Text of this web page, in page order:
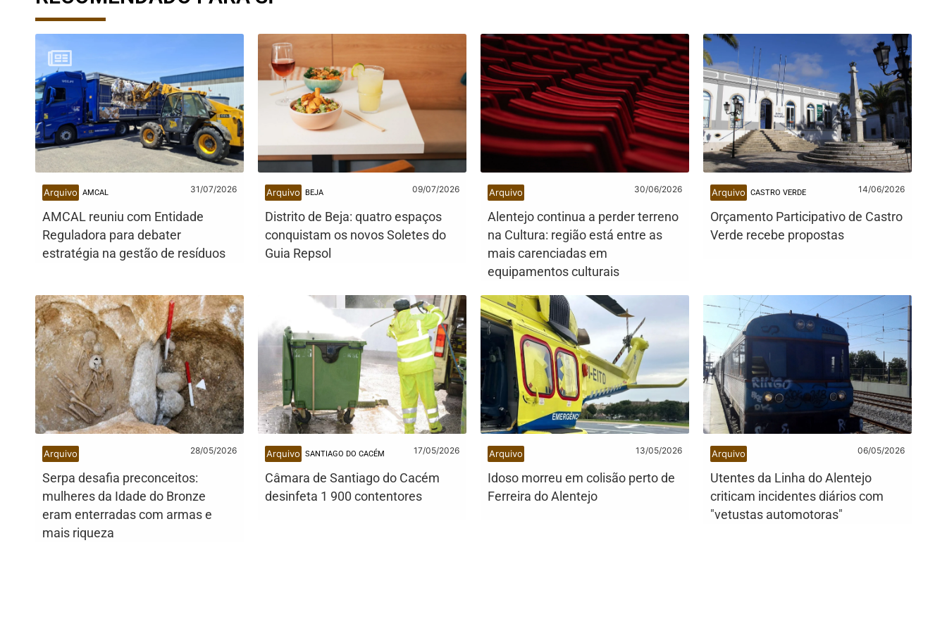
Arquivo AMCAL 31/07/2026
AMCAL reuniu com Entidade
Reguladora para debater
estratégia na gestão de resíduos
Arquivo BEJA 09/07/2026
Distrito de Beja: quatro espaços
conquistam os novos Soletes do
Guia Repsol
Arquivo 30/06/2026
Alentejo continua a perder terreno
na Cultura: região está entre as
mais carenciadas em
equipamentos culturais
Arquivo CASTRO VERDE 14/06/2026
Orçamento Participativo de Castro
Verde recebe propostas
Arquivo 28/05/2026
Serpa desafia preconceitos:
mulheres da Idade do Bronze
eram enterradas com armas e
mais riqueza
Arquivo SANTIAGO DO CACÉM 17/05/2026
Câmara de Santiago do Cacém
desinfeta 1 900 contentores
Arquivo 13/05/2026
Idoso morreu em colisão perto de
Ferreira do Alentejo
Arquivo 06/05/2026
Utentes da Linha do Alentejo
criticam incidentes diários com
"vetustas automotoras"